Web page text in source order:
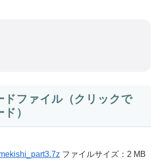
ドファイル（クリックで
）
ファイルサイズ：2 MB